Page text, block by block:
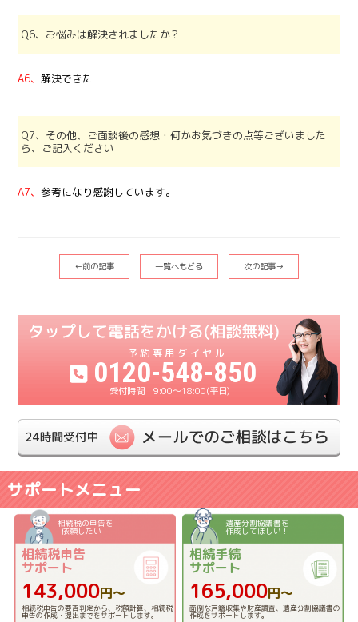
Q6、お悩みは解決されましたか？
A6、解決できた
Q7、その他、ご面談後の感想・何かお気づきの点等ございました
ら、ご記入ください
A7、参考になり感謝しています。
←前の記事 一覧へもどる 次の記事→
0120-548-850
9:00〜18:00(平日)
サポートメニュー
相続税の申告を
依頼したい！
相続税申告
サポート
143,000円〜
相続税申告の要否判定から、税額計算、相続税
申告の作成・提出までをサポートします。
遺産分割協議書を
作成してほしい！
相続手続
サポート
165,000円〜
面倒な戸籍収集や財産調査、遺産分割協議書の
作成をサポートします。